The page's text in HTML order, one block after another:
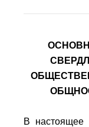
В настоящее